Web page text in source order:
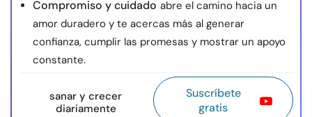
Compromiso y cuidado abre el camino hacia un
amor duradero y te acercas más al generar
confianza, cumplir las promesas y mostrar un apoyo
constante.
sanar y crecer
diariamente
Suscríbete
gratis